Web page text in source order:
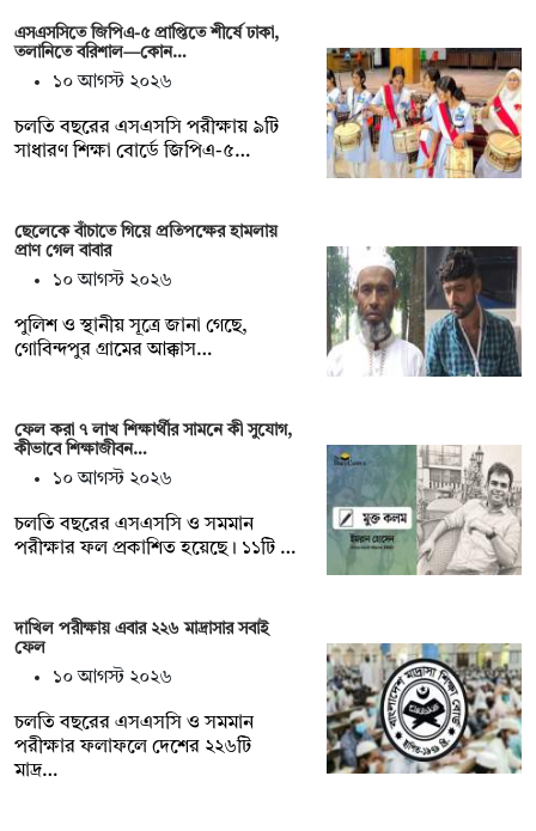
এসএসসিতে জিপিএ-৫ প্রাপ্তিতে শীর্ষে ঢাকা,
তলানিতে বরিশাল—কোন…
১০ আগস্ট ২০২৬
চলতি বছরের এসএসসি পরীক্ষায় ৯টি
সাধারণ শিক্ষা বোর্ডে জিপিএ-৫…
ছেলেকে বাঁচাতে গিয়ে প্রতিপক্ষের হামলায়
প্রাণ গেল বাবার
১০ আগস্ট ২০২৬
পুলিশ ও স্থানীয় সূত্রে জানা গেছে,
গোবিন্দপুর গ্রামের আক্কাস…
ফেল করা ৭ লাখ শিক্ষার্থীর সামনে কী সুযোগ,
কীভাবে শিক্ষাজীবন…
১০ আগস্ট ২০২৬
চলতি বছরের এসএসসি ও সমমান
পরীক্ষার ফল প্রকাশিত হয়েছে। ১১টি …
দাখিল পরীক্ষায় এবার ২২৬ মাদ্রাসার সবাই
ফেল
১০ আগস্ট ২০২৬
চলতি বছরের এসএসসি ও সমমান
পরীক্ষার ফলাফলে দেশের ২২৬টি
মাদ্র…